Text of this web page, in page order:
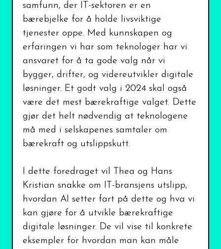
samfunn, der IT-sektoren er en
bærebjelke for å holde livsviktige
tjenester oppe. Med kunnskapen og
erfaringen vi har som teknologer har vi
ansvaret for å ta gode valg når vi
bygger, drifter, og videreutvikler digitale
løsninger. Et godt valg i 2024 skal også
være det mest bærekraftige valget. Dette
gjør det helt nødvendig at teknologene
må med i selskapenes samtaler om
bærekraft og utslippskutt.
I dette foredraget vil Thea og Hans
Kristian snakke om IT-bransjens utslipp,
hvordan AI setter fart på dette og hva vi
kan gjøre for å utvikle bærekraftige
digitale løsninger. De vil vise til konkrete
eksempler for hvordan man kan måle